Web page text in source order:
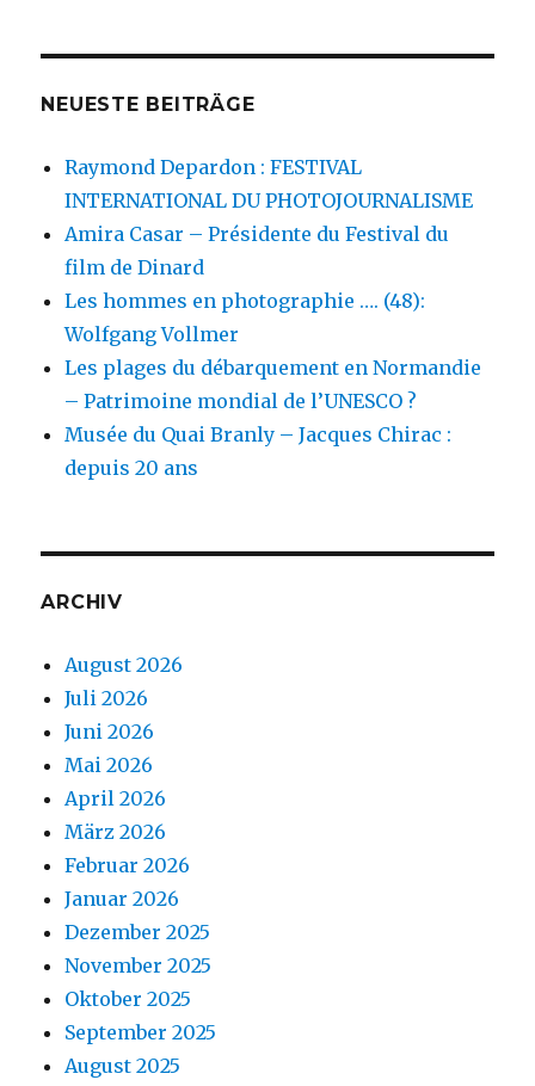
NEUESTE BEITRÄGE
Raymond Depardon : FESTIVAL
INTERNATIONAL DU PHOTOJOURNALISME
Amira Casar – Présidente du Festival du
film de Dinard
Les hommes en photographie …. (48):
Wolfgang Vollmer
Les plages du débarquement en Normandie
– Patrimoine mondial de l’UNESCO ?
Musée du Quai Branly – Jacques Chirac :
depuis 20 ans
ARCHIV
August 2026
Juli 2026
Juni 2026
Mai 2026
April 2026
März 2026
Februar 2026
Januar 2026
Dezember 2025
November 2025
Oktober 2025
September 2025
August 2025